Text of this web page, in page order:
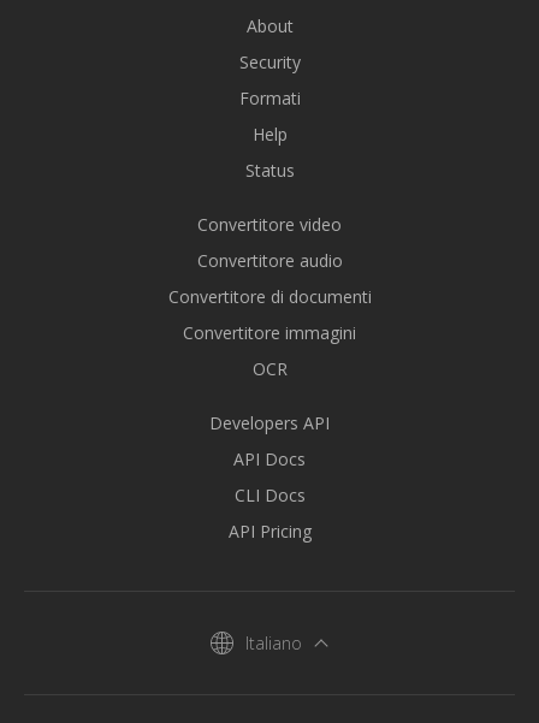
About
Security
Formati
Help
Status
Convertitore video
Convertitore audio
Convertitore di documenti
Convertitore immagini
OCR
Developers API
API Docs
CLI Docs
API Pricing
Italiano